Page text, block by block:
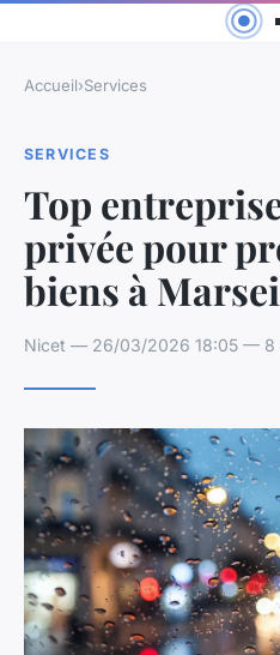
Accueil›Services
SERVICES
Top
privée pour
biens à
Nicet — 26/03/2026 18:05 — 8